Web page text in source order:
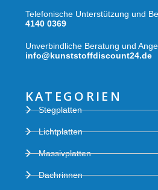
Telefonische Unterstützung und
4140 0369
Unverbindliche Beratung und
info@kunststoffdiscount24.de
KATEGORIEN
Stegplatten
Lichtplatten
Massivplatten
Dachrinnen